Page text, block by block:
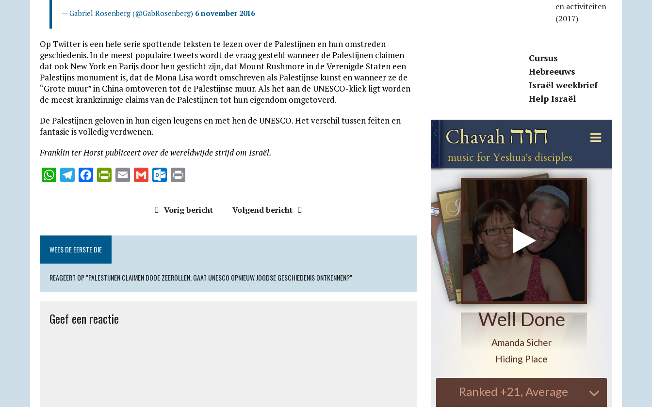
— Gabriel Rosenberg (@GabRosenberg) 6 november 2016
Op Twitter is een hele serie spottende teksten te lezen over de Palestijnen en hun omstreden
geschiedenis. In de meest populaire tweets wordt de vraag gesteld wanneer de Palestijnen claimen
dat ook New York en Parijs door hen gesticht zijn, dat Mount Rushmore in de Verenigde Staten een
Palestijns monument is, dat de Mona Lisa wordt omschreven als Palestijnse kunst en wanneer ze de
“Grote muur” in China omtoveren tot de Palestijnse muur. Als het aan de UNESCO-kliek ligt worden
de meest krankzinnige claims van de Palestijnen tot hun eigendom omgetoverd.
De Palestijnen geloven in hun eigen leugens en met hen de UNESCO. Het verschil tussen feiten en
fantasie is volledig verdwenen.
Franklin ter Horst publiceert over de wereldwijde strijd om Israël.
W
s
A
p
p
T
g
r
a
m
b
o
o
k
t
i
e
d
l
l
o
.
c
t
Vorig bericht Volgend bericht
WEES DE EERSTE DIE
REAGEERT OP "PALESTIJNEN CLAIMEN DODE ZEEROLLEN, GAAT UNESCO OPNIEUW JOODSE GESCHIEDENIS ONTKENNEN?"
Geef een reactie
en activiteiten
(2017)
Cursus
Hebreeuws
Israël weekbrief
Help Israël